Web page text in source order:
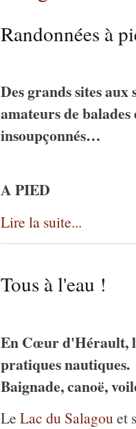
Randonnées à
Des grands sites
amateurs de
insoupçonnés…
A PIED
Lire la suite...
Tous à l'eau !
En Cœur d'Hérault,
pratiques nautiques.
Baignade, canoë,
Le Lac du Salagouet